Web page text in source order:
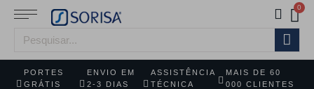
PORTES
GRÁTIS
ENVIO EM
2-3 DIAS
ASSISTÊNCIA
TÉCNICA
MAIS DE 60
000 CLIENTES